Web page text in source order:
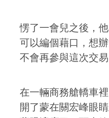
愣了一會兒之後，
可以編個藉口，想
不會再參與這次交易
在一輛商務艙轎車
開了蒙在關宏峰眼